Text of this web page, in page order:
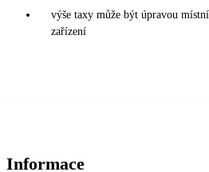
výše taxy může být úpravou
zařízení
Informace